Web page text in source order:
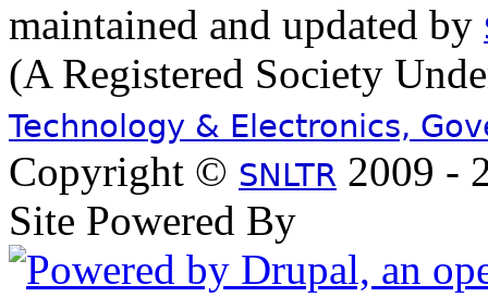
maintained and updated by
(A Registered Society
Technology & Electronics,
Copyright © SNLTR 2009 -
Site Powered By